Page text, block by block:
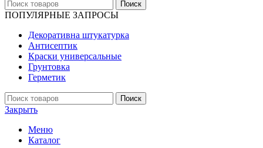
Поиск
ПОПУЛЯРНЫЕ ЗАПРОСЫ
Декоративна штукатурка
Антисептик
Краски универсальные
Грунтовка
Герметик
Поиск
Закрыть
Меню
Каталог